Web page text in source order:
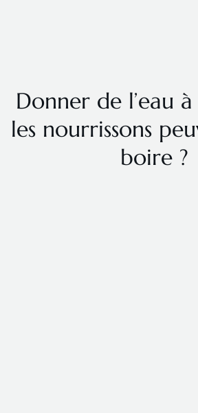
Donner de l’eau
les nourrissons
boire ?